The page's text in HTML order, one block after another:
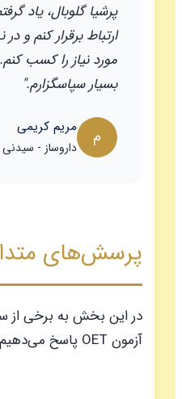
پرشیا گلوبال، یاد
ارتباط برقرار کنم و
مورد نیاز را کسب
بسیار سپاسگزارم."
م مریم کریمی
داروساز - سیدنی
پرسش‌های
در این بخش به برخی از
آزمون OET پاسخ می‌دهیم: